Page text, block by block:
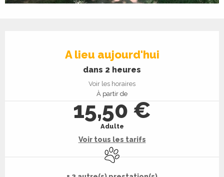
A lieu aujourd'hui
dans 2 heures
Voir les horaires
À partir de
15,50 €
Adulte
Voir tous les tarifs
Animaux acceptés